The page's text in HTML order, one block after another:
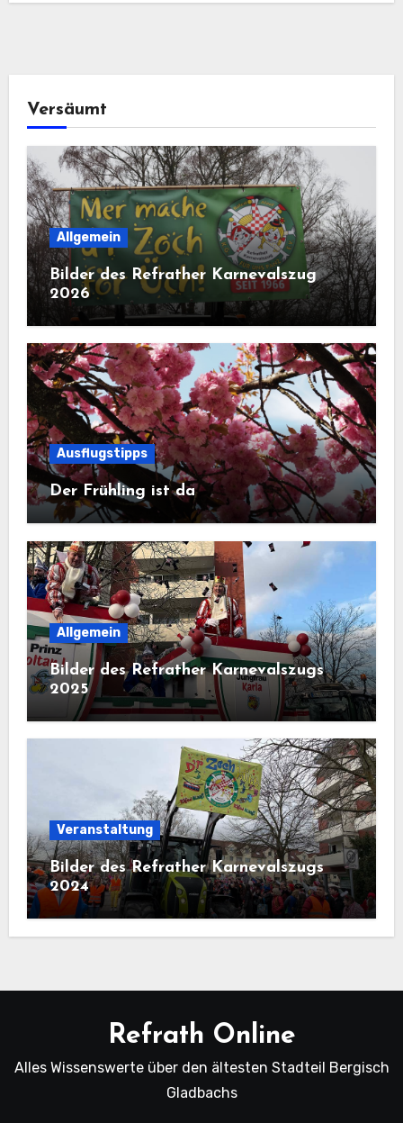
Versäumt
Allgemein
Bilder des Refrather Karnevalszug
2026
Ausflugstipps
Der Frühling ist da
Allgemein
Bilder des Refrather Karnevalszugs
2025
Veranstaltung
Bilder des Refrather Karnevalszugs
2024
Refrath Online
Alles Wissenswerte über den ältesten Stadteil Bergisch
Gladbachs